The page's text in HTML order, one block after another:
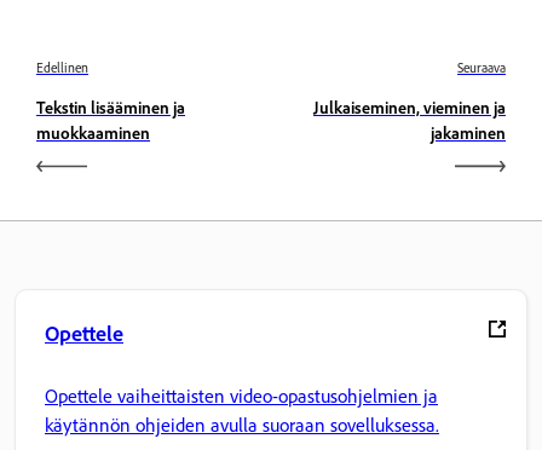
Edellinen
Tekstin lisääminen ja
muokkaaminen
Seuraava
Julkaiseminen, vieminen ja
jakaminen
Opettele
Opettele vaiheittaisten video-opastusohjelmien ja
käytännön ohjeiden avulla suoraan sovelluksessa.